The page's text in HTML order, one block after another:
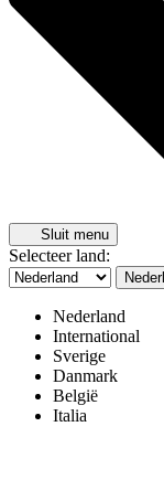
Sluit menu
Selecteer land:
Nederland
International
Sverige
Danmark
België
Italia